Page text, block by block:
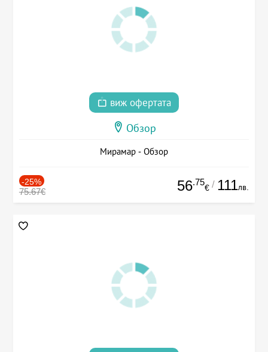
виж офертата
Обзор
Мирамар - Обзор
-25%
75.67€ 56.75
€ / 111лв.